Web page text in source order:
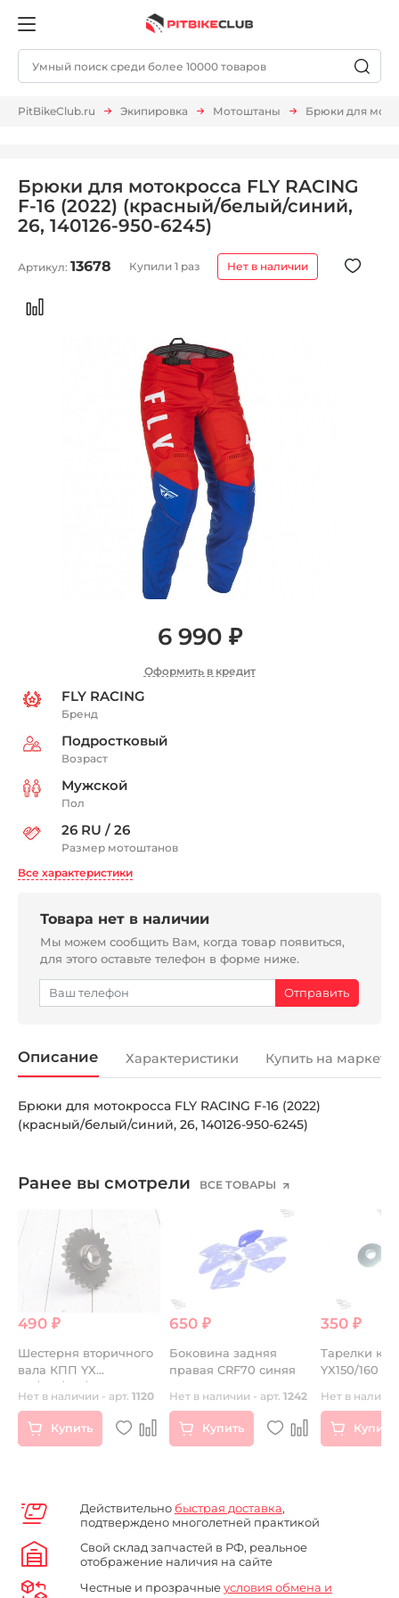
PitBikeClub.ru Экипировка Мотоштаны Брюки для
Брюки для мотокросса FLY RACING
F-16 (2022) (красный/белый/синий,
26, 140126-950-6245)
Артикул: 13678 Купили 1 раз Нет в наличии
6 990 ₽
Оформить в кредит
FLY RACING
Бренд
Подростковый
Возраст
Мужской
Пол
26 RU / 26
Размер мотоштанов
Все характеристики
Товара нет в наличии
Мы можем сообщить Вам, когда товар появиться,
для этого оставьте телефон в форме ниже.
Описание Характеристики Купить на
Брюки для мотокросса FLY RACING F-16 (2022)
(красный/белый/синий, 26, 140126-950-6245)
Ранее вы смотрели ВСЕ ТОВАРЫ
490 ₽
Шестерня вторичного
вала КПП YX
125/140/150/160
Нет в наличии - арт. 1120
Купить
650 ₽
Боковина задняя
правая CRF70 синяя
Нет в наличии - арт. 1242
Купить
350 ₽
Тарелки
YX150/160
Нет в
Купить
Действительно быстрая доставка,
подтверждено многолетней практикой
Свой склад запчастей в РФ, реальное
отображение наличия на сайте
Честные и прозрачныеусловия обмена и